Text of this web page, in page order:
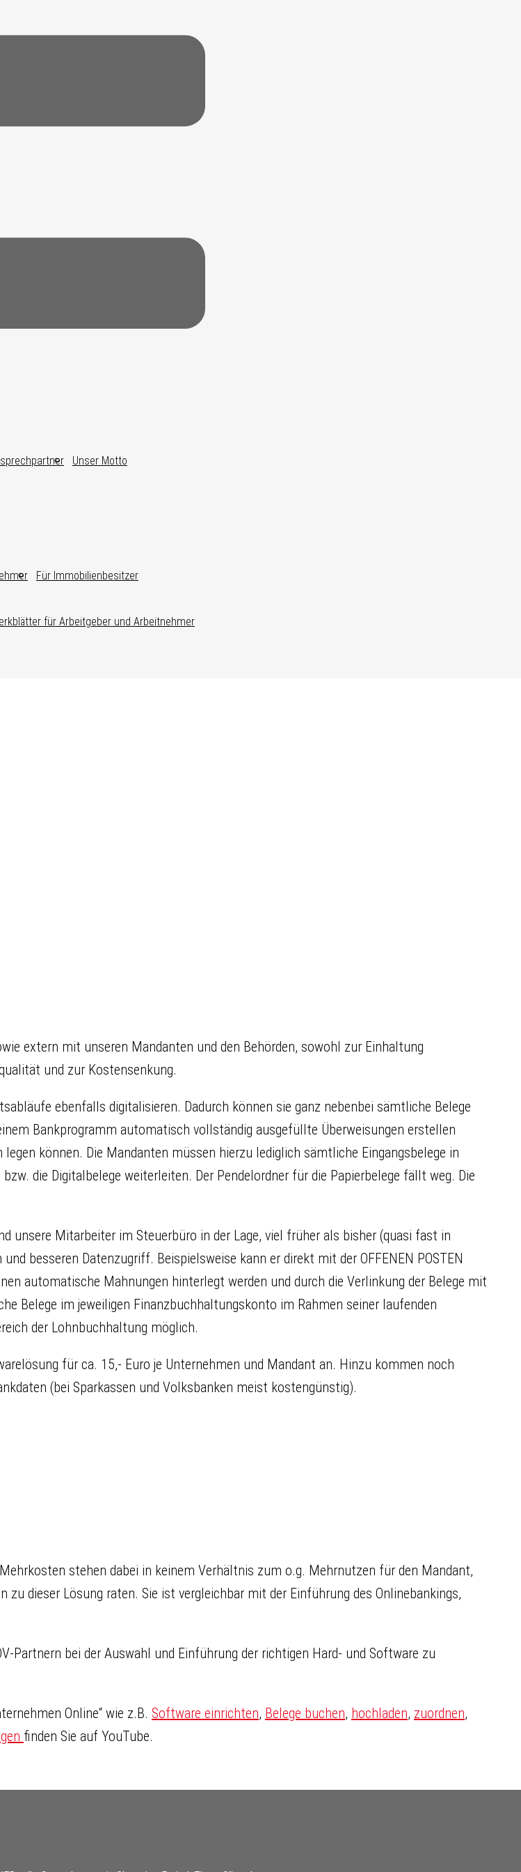
Unser Motto
Für Immobilienbesitzer
für Arbeitgeber und Arbeitnehmer
extern mit unseren Mandanten und den Behörden, sowohl zur Einhaltung
und zur Kostensenkung.
ebenfalls digitalisieren. Dadurch können sie ganz nebenbei sämtliche Belege
Bankprogramm automatisch vollständig ausgefüllte Überweisungen erstellen
können. Die Mandanten müssen hierzu lediglich sämtliche Eingangsbelege in
die Digitalbelege weiterleiten. Der Pendelordner für die Papierbelege fällt weg. Die
unsere Mitarbeiter im Steuerbüro in der Lage, viel früher als bisher (quasi fast in
besseren Datenzugriff. Beispielsweise kann er direkt mit der OFFENEN POSTEN
automatische Mahnungen hinterlegt werden und durch die Verlinkung der Belege mit
Belege im jeweiligen Finanzbuchhaltungskonto im Rahmen seiner laufenden
der Lohnbuchhaltung möglich.
für ca. 15,- Euro je Unternehmen und Mandant an. Hinzu kommen noch
(bei Sparkassen und Volksbanken meist kostengünstig).
stehen dabei in keinem Verhältnis zum o.g. Mehrnutzen für den Mandant,
dieser Lösung raten. Sie ist vergleichbar mit der Einführung des Onlinebankings,
Partnern bei der Auswahl und Einführung der richtigen Hard- und Software zu
Online“ wie z.B. Software einrichten, Belege buchen, hochladen, zuordnen,
finden Sie auf YouTube.